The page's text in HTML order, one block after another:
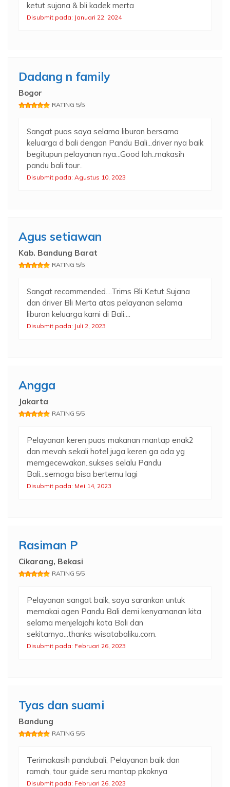
ketut sujana & bli kadek merta
Disubmit pada: Januari 22, 2024
Dadang n family
Bogor
RATING 5/5
Sangat puas saya selama liburan bersama
keluarga d bali dengan Pandu Bali...driver nya baik
begitupun pelayanan nya...Good lah..makasih
pandu bali tour..
Disubmit pada: Agustus 10, 2023
Agus setiawan
Kab. Bandung Barat
RATING 5/5
Sangat recommended....Trims Bli Ketut Sujana
dan driver Bli Merta atas pelayanan selama
liburan keluarga kami di Bali....
Disubmit pada: Juli 2, 2023
Angga
Jakarta
RATING 5/5
Pelayanan keren puas makanan mantap enak2
dan mevah sekali hotel juga keren ga ada yg
memgecewakan..sukses selalu Pandu
Bali...semoga bisa bertemu lagi
Disubmit pada: Mei 14, 2023
Rasiman P
Cikarang, Bekasi
RATING 5/5
Pelayanan sangat baik, saya sarankan untuk
memakai agen Pandu Bali demi kenyamanan kita
selama menjelajahi kota Bali dan
sekitarnya...thanks wisatabaliku.com.
Disubmit pada: Februari 26, 2023
Tyas dan suami
Bandung
RATING 5/5
Terimakasih pandubali, Pelayanan baik dan
ramah, tour guide seru mantap pkoknya
Disubmit pada: Februari 26, 2023